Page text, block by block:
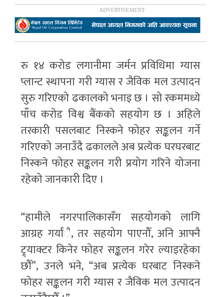
रु १४ करोड लगानीमा जर्मन प्रविधिमा ग्यास
प्लान्ट स्थापना गरी ग्यास र जैविक मल उत्पादन
सुरु गरिएको ढकालको भनाइ छ । सो रकममध्ये
पाँच करोड विश्व बैंकको सहयोग छ । अहिले
तरकारी पसलबाट निस्कने फोहर सङ्कलन गर्ने
गरिएको जनाउँदै ढकालले अब प्रत्येक घरघरबाट
निस्कने फोहर सङ्कलन गरी प्रयोग गरिने योजना
रहेको जानकारी दिए ।
“हामीले नगरपालिकासँग सहयोगको लागि
आग्रह गर्यांै, तर सहयोग पाएनौँ, अनि आफ्नै
ट्र्याक्टर किनेर फोहर सङ्कलन गरेर ल्याइरहेका
छौँ”, उनले भने, “अब प्रत्येक घरबाट निस्कने
फोहर सङ्कलन गरी ग्यास र जैविक मल उत्पादन